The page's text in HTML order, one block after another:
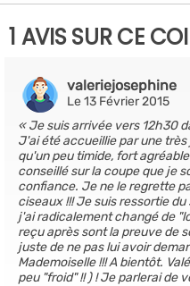
1 AVIS SUR CE
valeriejosephine
Le 13 Février 2015
Je suis arrivée vers 12h30
J'ai été accueillie par une
qu'un peu timide, fort
conseillé sur la coupe que je
confiance. Je ne le regrette
ciseaux !!! Je suis ressortie
j'ai radicalement changé de
reçu après sont la preuve de
juste de ne pas lui avoir
Mademoiselle !!! A bientôt.
peu "froid" !! ) ! Je parlerai de